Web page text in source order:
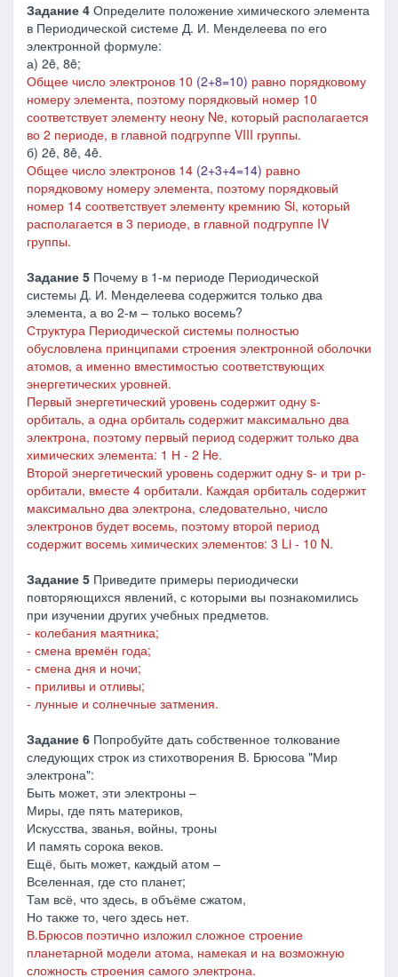
Задание 4 Определите положение химического элемента
в Периодической системе Д. И. Менделеева по его
электронной формуле:
а) 2ē, 8ē;
Общее число электронов 10 (2+8=10) равно порядковому
номеру элемента, поэтому порядковый номер 10
соответствует элементу неону Ne, который располагается
во 2 периоде, в главной подгруппе VIII группы.
б) 2ē, 8ē, 4ē.
Общее число электронов 14 (2+3+4=14) равно
порядковому номеру элемента, поэтому порядковый
номер 14 соответствует элементу кремнию Si, который
располагается в 3 периоде, в главной подгруппе IV
группы.
Задание 5 Почему в 1-м периоде Периодической
системы Д. И. Менделеева содержится только два
элемента, а во 2-м – только восемь?
Структура Периодической системы полностью
обусловлена принципами строения электронной оболочки
атомов, а именно вместимостью соответствующих
энергетических уровней.
Первый энергетический уровень содержит одну s-
орбиталь, а одна орбиталь содержит максимально два
электрона, поэтому первый период содержит только два
химических элемента: 1 Н - 2 He.
Второй энергетический уровень содержитодну s- и три р-
орбитали, вместе 4 орбитали. Каждая орбиталь содержит
максимально два электрона, следовательно, число
электронов будет восемь, поэтому второй период
содержит восемь химических элементов: 3 Li - 10 N.
Задание 5 Приведите примеры периодически
повторяющихся явлений, с которыми вы познакомились
при изучении других учебных предметов.
- колебания маятника;
- смена времён года;
- смена дня и ночи;
- приливы и отливы;
- лунные и солнечные затмения.
Задание 6 Попробуйте дать собственное толкование
следующих строк из стихотворения В. Брюсова "Мир
электрона":
Быть может, эти электроны –
Миры, где пять материков,
Искусства, званья, войны, троны
И память сорока веков.
Ещё, быть может, каждый атом –
Вселенная, где сто планет;
Там всё, что здесь, в объёме сжатом,
Но также то, чего здесь нет.
В.Брюсов поэтично изложил сложное строение
планетарной модели атома, намекая и на возможную
сложность строения самого электрона.